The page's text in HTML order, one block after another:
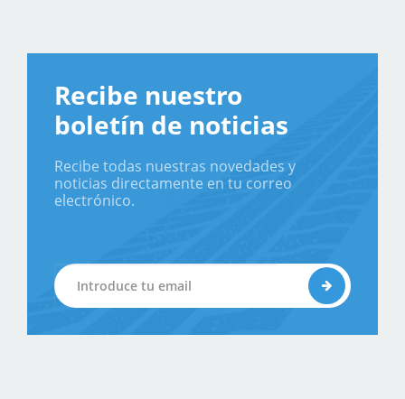
Recibe nuestro
boletín de noticias
Recibe todas nuestras novedades y
noticias directamente en tu correo
electrónico.